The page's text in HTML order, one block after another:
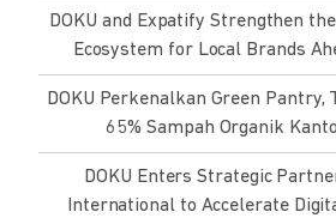
DOKU and Expatify Strengthen
Ecosystem for Local Brands
DOKU Perkenalkan Green Pantry,
65% Sampah Organik
DOKU Enters Strategic
International to Accelerate